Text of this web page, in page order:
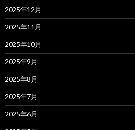
2025年12月
2025年11月
2025年10月
2025年9月
2025年8月
2025年7月
2025年6月